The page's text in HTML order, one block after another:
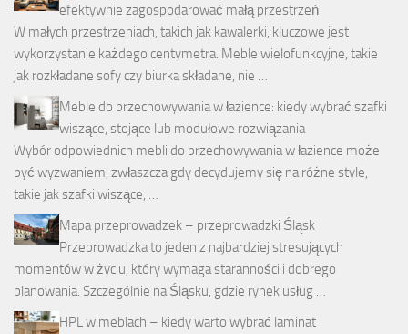
efektywnie zagospodarować małą przestrzeń
W małych przestrzeniach, takich jak kawalerki, kluczowe jest
wykorzystanie każdego centymetra. Meble wielofunkcyjne, takie
jak rozkładane sofy czy biurka składane, nie …
Meble do przechowywania w łazience: kiedy wybrać szafki
wiszące, stojące lub modułowe rozwiązania
Wybór odpowiednich mebli do przechowywania w łazience może
być wyzwaniem, zwłaszcza gdy decydujemy się na różne style,
takie jak szafki wiszące, …
Mapa przeprowadzek – przeprowadzki Śląsk
Przeprowadzka to jeden z najbardziej stresujących
momentów w życiu, który wymaga staranności i dobrego
planowania. Szczególnie na Śląsku, gdzie rynek usług …
HPL w meblach – kiedy warto wybrać laminat